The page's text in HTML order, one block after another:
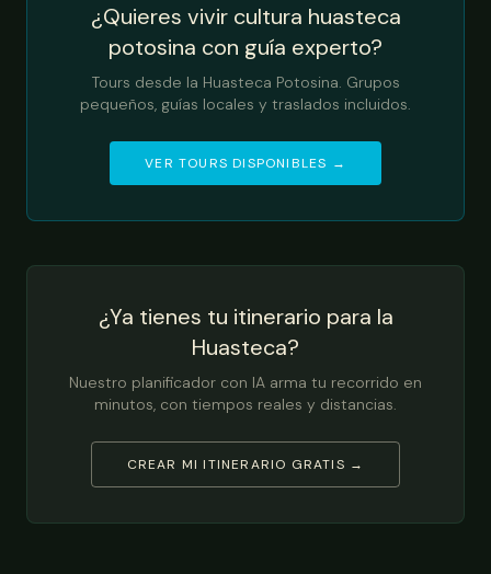
¿Quieres vivir cultura huasteca
potosina con guía experto?
Tours desde la Huasteca Potosina. Grupos
pequeños, guías locales y traslados incluidos.
VER TOURS DISPONIBLES →
¿Ya tienes tu itinerario para la
Huasteca?
Nuestro planificador con IA arma tu recorrido en
minutos, con tiempos reales y distancias.
CREAR MI ITINERARIO GRATIS →